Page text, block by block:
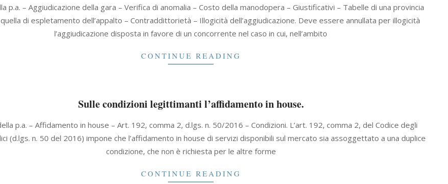
p.a. – Aggiudicazione della gara – Verifica di anomalia – Costo della manodopera – Giustificativi – Tabelle di una provincia
di espletamento dell’appalto – Contraddittorietà – Illogicità dell’aggiudicazione. Deve essere annullata per illogicità
l’aggiudicazione disposta in favore di un concorrente nel caso in cui, nell’ambito
CONTINUE READING
Sulle condizioni legittimanti l’affidamento in house.
p.a. – Affidamento in house – Art. 192, comma 2, d.lgs. n. 50/2016 – Condizioni. L’art. 192, comma 2, del Codice degli
(d.lgs. n. 50 del 2016) impone che l’affidamento in house di servizi disponibili sul mercato sia assoggettato a una duplice
condizione, che non è richiesta per le altre forme
CONTINUE READING